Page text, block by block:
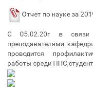
Отчет по науке за
С 05.02.20г в связи
преподавателями
проводится
работы среди